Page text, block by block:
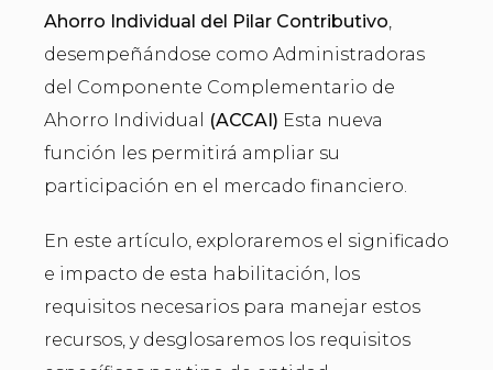
Ahorro Individual del Pilar Contributivo,
desempeñándose como Administradoras
del Componente Complementario de
Ahorro Individual
(ACCAI) Esta nueva
función les permitirá ampliar su
participación en el mercado financiero.
En este artículo, exploraremos el significado
e impacto de esta habilitación, los
requisitos necesarios para manejar estos
recursos, y desglosaremos los requisitos